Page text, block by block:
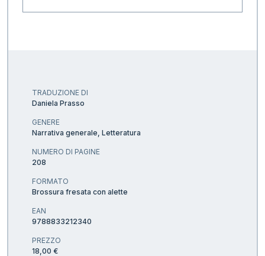
TRADUZIONE DI
Daniela Prasso
GENERE
Narrativa generale, Letteratura
NUMERO DI PAGINE
208
FORMATO
Brossura fresata con alette
EAN
9788833212340
PREZZO
18,00 €